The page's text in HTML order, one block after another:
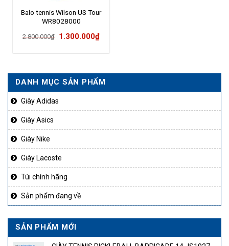
Balo tennis Wilson US Tour
WR8028000
2.800.000₫ Giá
2.800.000₫.
1.300.000₫Giá
là:
1.300.000₫.
DANH MỤC SẢN PHẨM
Giày Adidas
Giày Asics
Giày Nike
Giày Lacoste
Túi chính hãng
Sản phẩm đang về
SẢN PHẨM MỚI